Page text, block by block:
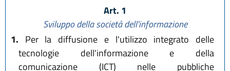
Art. 1
Sviluppo della società dell'informazione
1. Per la diffusione e l'utilizzo integrato delle
tecnologie dell'informazione e della
comunicazione (ICT) nelle pubbliche